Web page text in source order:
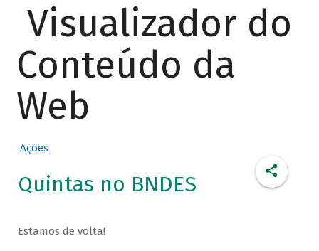
Visualizador do
Conteúdo da
Web
Ações
Quintas no BNDES
Estamos de volta!